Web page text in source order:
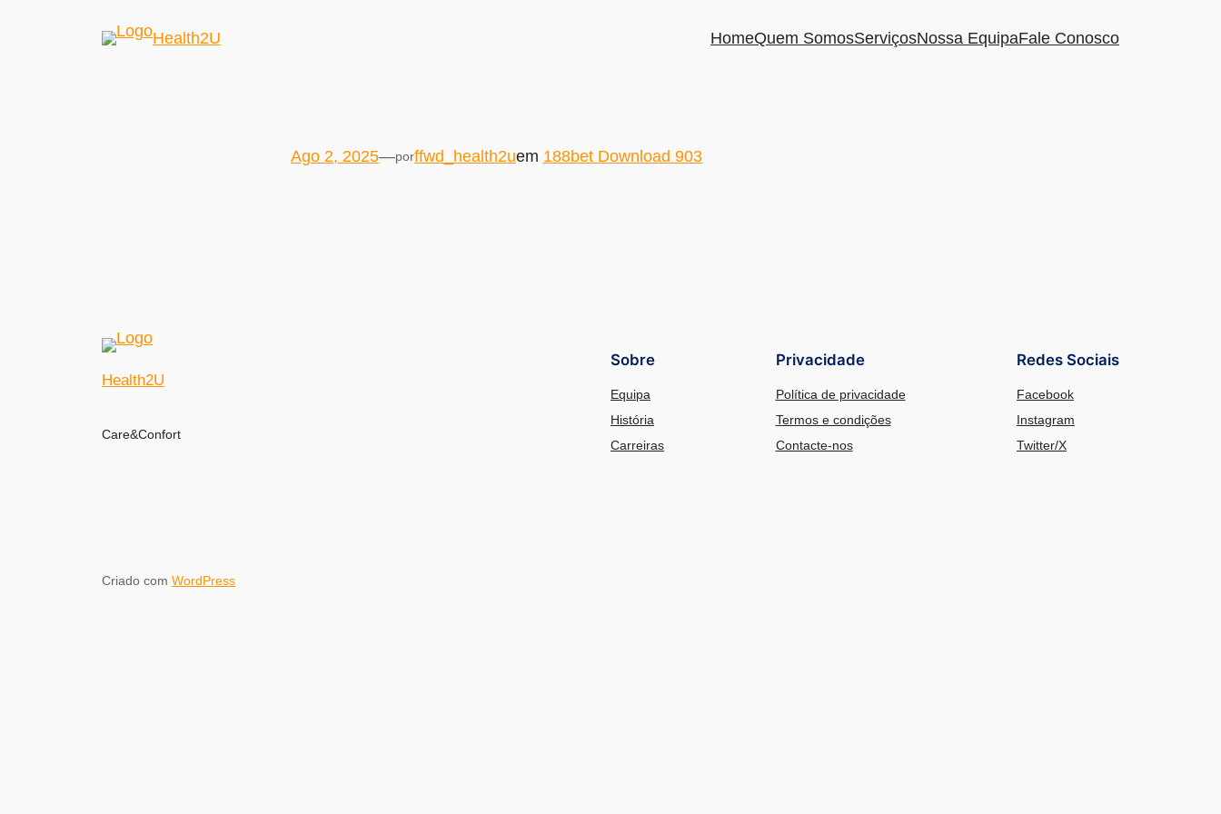
Health2U HomeQuem SomosServiçosNossa EquipaFale Conosco
Ago 2, 2025—porffwd_health2uem 188bet Download 903
Health2U
Care&Confort
Sobre
Equipa
História
Carreiras
Privacidade
Política de privacidade
Termos e condições
Contacte-nos
Redes Sociais
Facebook
Instagram
Twitter/X
Criado com WordPress